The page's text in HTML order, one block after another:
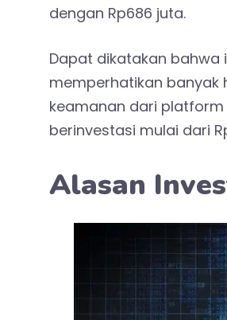
dengan Rp686 juta.
Dapat dikatakan bahwa
memperhatikan banyak
keamanan dari
berinvestasi mulai dari
Alasan